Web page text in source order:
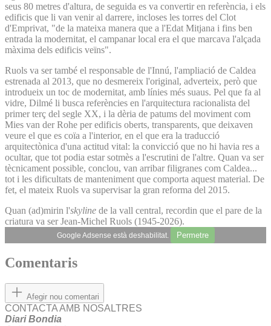
seus 80 metres d'altura, de seguida es va convertir en referència, i els
edificis que li van venir al darrere, incloses les torres del Clot
d'Emprivat, "de la mateixa manera que a l'Edat Mitjana i fins ben
entrada la modernitat, el campanar local era el que marcava l'alçada
màxima dels edificis veïns".
Ruols va ser també el responsable de l'Innú, l'ampliació de Caldea
estrenada al 2013, que no desmereix l'original, adverteix, però que
introdueix un toc de modernitat, amb línies més suaus. Pel que fa al
vidre, Dilmé li busca referències en l'arquitectura racionalista del
primer terç del segle XX, i la dèria de patums del moviment com
Mies van der Rohe per edificis oberts, transparents, que deixaven
veure el que es coïa a l'interior, en el que era la traducció
arquitectònica d'una actitud vital: la convicció que no hi havia res a
ocultar, que tot podia estar sotmès a l'escrutini de l'altre. Quan va ser
tècnicament possible, conclou, van arribar filigranes com Caldea...
tot i les dificultats de manteniment que comporta aquest material. De
fet, el mateix Ruols va supervisar la gran reforma del 2015.
Quan (ad)mirin l'skyline de la vall central, recordin que el pare de la
criatura va ser Jean-Michel Ruols (1945-2026).
Google Adsense està deshabilitat. Permetre
Comentaris
Afegir nou comentari
CONTACTA AMB NOSALTRES
Diari Bondia